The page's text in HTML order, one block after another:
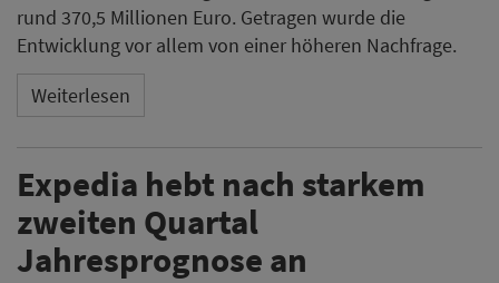
rund 370,5 Millionen Euro. Getragen wurde die
Entwicklung vor allem von einer höheren Nachfrage.
Weiterlesen
Expedia hebt nach starkem
zweiten Quartal
Jahresprognose an